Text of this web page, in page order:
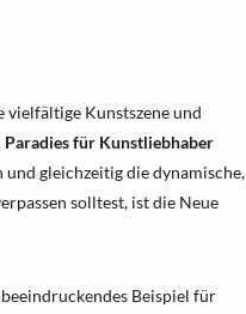
Kunstszene und
Paradies für Kunstliebhaber
gleichzeitig die dynamische,
solltest, ist die Neue
Beispiel für